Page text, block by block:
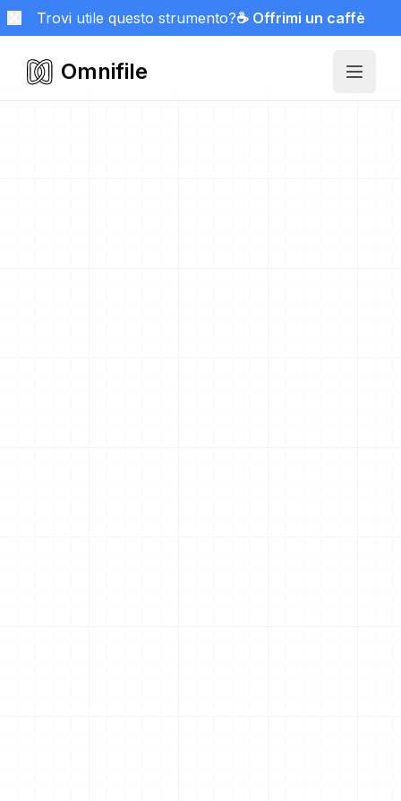
Trovi utile questo strumento?☕ Offrimi un caffè
Omnifile